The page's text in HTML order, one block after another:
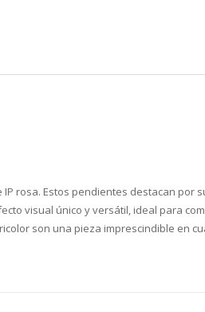
rosa. Estos pendientes destacan por
visual único y versátil, ideal para
son una pieza imprescindible en